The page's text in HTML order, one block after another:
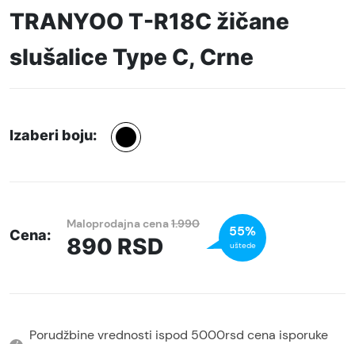
TRANYOO T-R18C žičane
slušalice Type C, Crne
Izaberi boju:
Cena:
Maloprodajna cena1.990
890 RSD
55%
uštede
Porudžbine vrednosti ispod 5000rsd cena isporuke